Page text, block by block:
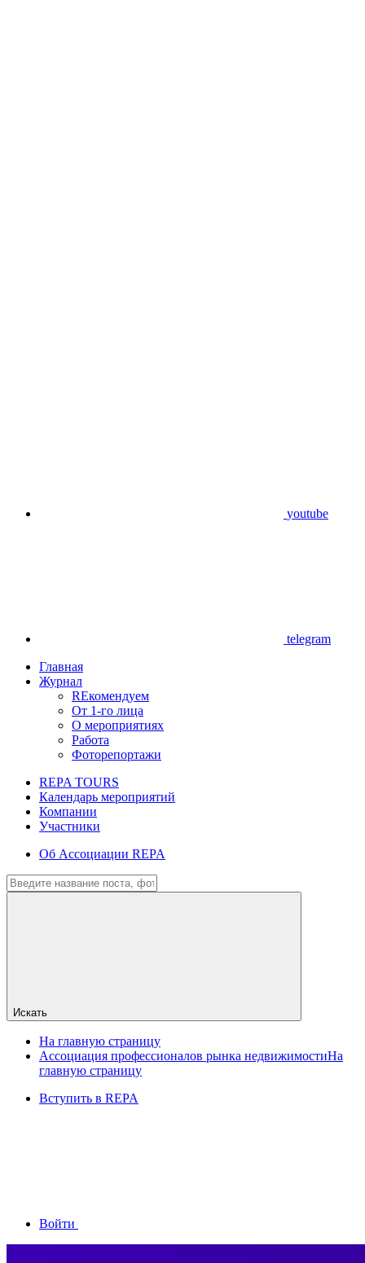
youtube
telegram
Главная
Журнал
REкомендуем
От 1-го лица
О мероприятиях
Работа
Фоторепортажи
REPA TOURS
Календарь мероприятий
Компании
Участники
Об Ассоциации REPA
Искать
На главную страницу
Ассоциация профессионалов рынка недвижимостиНа
главную страницу
Вступить в REPA
Войти